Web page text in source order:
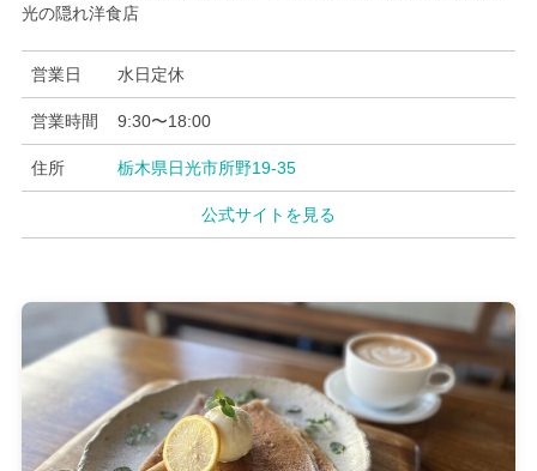
光の隠れ洋食店
営業日 水日定休
営業時間 9:30〜18:00
住所 栃木県日光市所野19-35
公式サイトを見る